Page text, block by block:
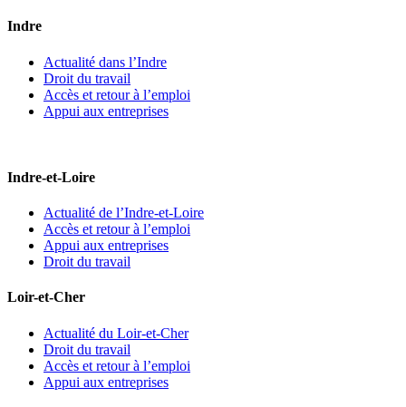
Indre
Actualité dans l’Indre
Droit du travail
Accès et retour à l’emploi
Appui aux entreprises
Indre-et-Loire
Actualité de l’Indre-et-Loire
Accès et retour à l’emploi
Appui aux entreprises
Droit du travail
Loir-et-Cher
Actualité du Loir-et-Cher
Droit du travail
Accès et retour à l’emploi
Appui aux entreprises